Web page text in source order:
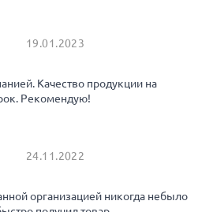
19.01.2023
Качество продукции на
Рекомендую!
24.11.2022
организацией никогда небыло